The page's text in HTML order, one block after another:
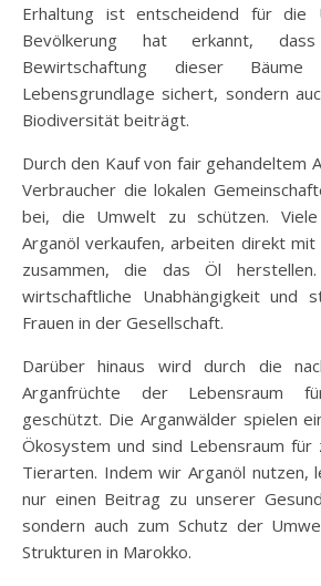
Erhaltung ist entscheidend für die
Bevölkerung hat erkannt,
Bewirtschaftung dieser
Lebensgrundlage sichert, sondern
Biodiversität beiträgt.
Durch den Kauf von fair gehandeltem
Verbraucher die lokalen
bei, die Umwelt zu schützen.
Arganöl verkaufen, arbeiten direkt mit
zusammen, die das Öl
wirtschaftliche Unabhängigkeit und
Frauen in der Gesellschaft.
Darüber hinaus wird durch die
Arganfrüchte der Lebensraum
geschützt. Die Arganwälder spielen
Ökosystem und sind Lebensraum für
Tierarten. Indem wir Arganöl nutzen,
nur einen Beitrag zu unserer
sondern auch zum Schutz der
Strukturen in Marokko.